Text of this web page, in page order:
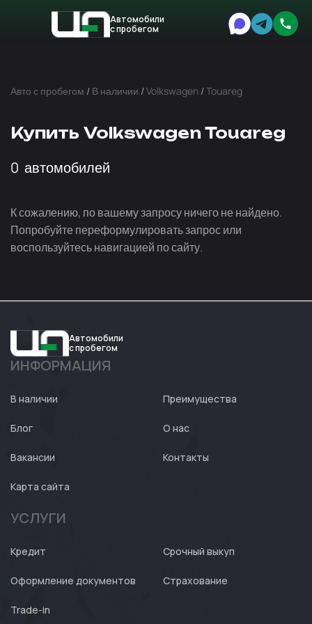
Автомобили
с пробегом
Авто с пробегом / В наличии /Volkswagen /Touareg
Купить Volkswagen Touareg
0 автомобилей
К сожалению, по вашему запросу ничего не найдено.
Попробуйте переформулировать запрос или
воспользуйтесь навигацией по сайту.
Авто
Автомобили
с пробегом
ИНФОРМАЦИЯ
В наличии Преимущества
Блог О нас
Вакансии Контакты
Карта сайта
УСЛУГИ
Кредит Срочный выкуп
Оформление документов Страхование
Trade-in